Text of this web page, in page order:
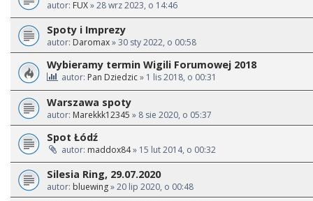
autor: FUX» 28 wrz 2023, o 14:46
Spoty i Imprezy
autor: Daromax» 30 sty 2022, o 00:58
Wybieramy termin Wigili Forumowej 2018
autor: Pan Dziedzic» 1 lis 2018, o 00:31
Warszawa spoty
autor: Marekkk12345 » 8 sie 2020, o 05:37
Spot Łódź
autor: maddox84» 15 lut 2014, o 00:32
Silesia Ring, 29.07.2020
autor: bluewing» 20 lip 2020, o 00:48